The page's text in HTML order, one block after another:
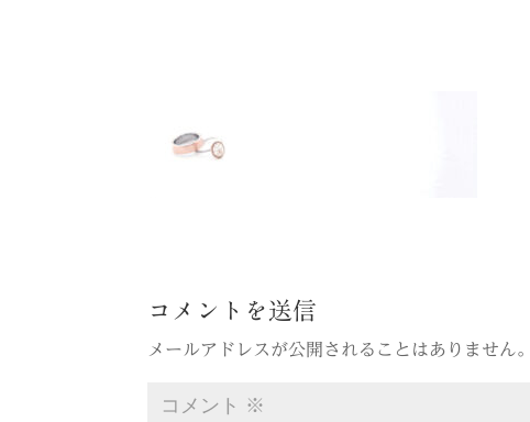
コメントを送信
メールアドレスが公開されることはありません。